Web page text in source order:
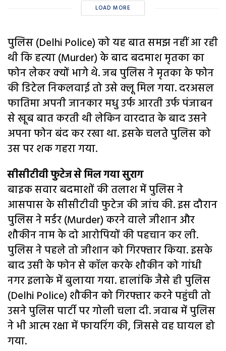
LOAD MORE
पुलिस (Delhi Police) को यह बात समझ नहीं आ रही
थी कि हत्या (Murder) के बाद बदमाश मृतका का
फोन लेकर क्यों भागे थे. जब पुलिस ने मृतका के फोन
की डिटेल निकलवाई तो उसे क्लू मिल गया. दरअसल
फातिमा अपनी जानकार मधु उर्फ आरती उर्फ पंजाबन
से खूब बात करती थी लेकिन वारदात के बाद उसने
अपना फोन बंद कर रखा था. इसके चलते पुलिस को
उस पर शक गहरा गया.
सीसीटीवी फुटेज से मिल गया सुराग
बाइक सवार बदमाशों की तलाश में पुलिस ने
आसपास के सीसीटीवी फुटेज की जांच की. इस दौरान
पुलिस ने मर्डर (Murder) करने वाले जीशान और
शौकीन नाम के दो आरोपियों की पहचान कर ली.
पुलिस ने पहले तो जीशान को गिरफ्तार किया. इसके
बाद उसी के फोन से कॉल करके शौकीन को गांधी
नगर इलाके में बुलाया गया. हालांकि जैसे ही पुलिस
(Delhi Police) शौकीन को गिरफ्तार करने पहुंची तो
उसने पुलिस पार्टी पर गोली चला दी. जवाब में पुलिस
ने भी आत्म रक्षा में फायरिंग की, जिससे वह घायल हो
गया.